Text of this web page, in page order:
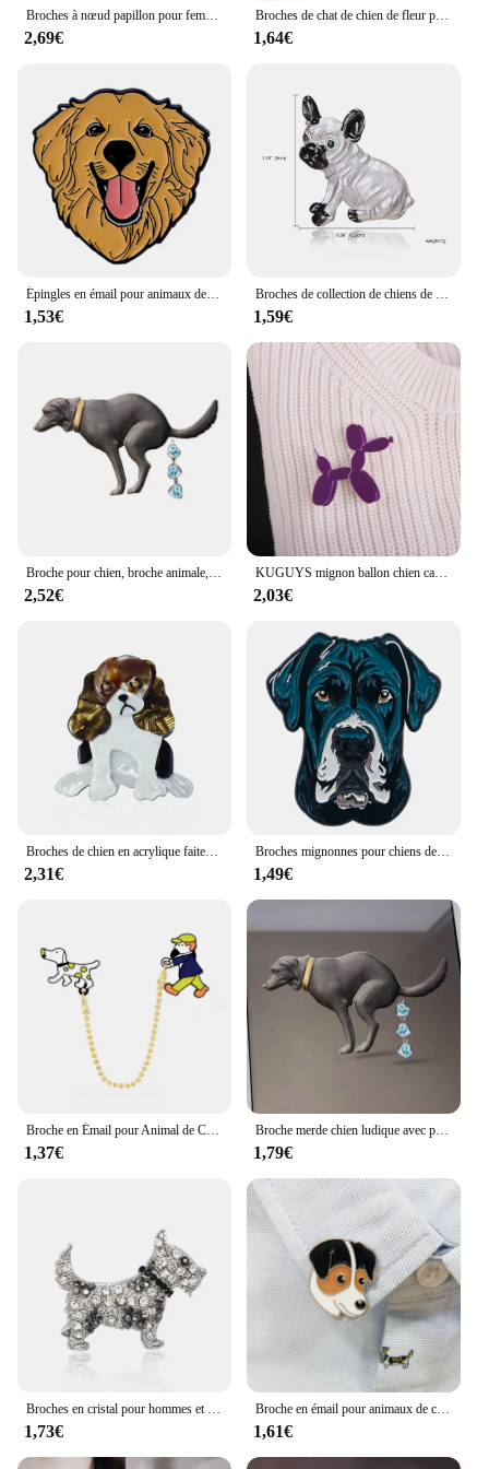
Broches à nœud papillon pour femmes, épingles à chapeau en cristal, pince à écharpe, épingles de mariage, accessoires exquis, chien de bébé, Z037
2,69€
Broches de chat de chien de fleur pour les femmes, épinglettes d'animaux en biscuits, accessoires vestisensanti-absorbe ouissement, document doré de luxe coréen, mignon
1,64€
Épingles en émail pour animaux de compagnie, broches pour femmes, insignes d'animaux, épinglettes mignonnes, bijoux fantaisie, accessoires vestisens, cadeaux pour amoureux des animaux de compagnie
1,53€
Broches de collection de chiens de dessin animé pour femmes, épinglettes en émail, insignes d'animaux en biscuits drôles, bijoux de fête unisexes, sac à dos
1,59€
2,52€
KUGUYS mignon ballon chien caniche broche pour femmes miroir acrylique rouge bleu violet rose vert or argent couleur bijoux accessoires
2,03€
2,31€
Broches mignonnes pour chiens de compagnie, broches d'insigne d'animaux de dessin animé pour vêtements, épingle en émail, Badges pour femmes, accessoires de bijoux, cadeaux pour amis
1,49€
1,37€
Broche merde chien ludique avec pierre en forme coeur, broches fête Punk, ornement broche Y08E
1,79€
1,73€
Broche en émail pour animaux de compagnie, broche pour chien mignon, chiot, Corgi, Bichon, PrelySamoyed, bouledogue, Husky, PDPSchnauzer, épingles à boutons, accessoires multiples
1,61€